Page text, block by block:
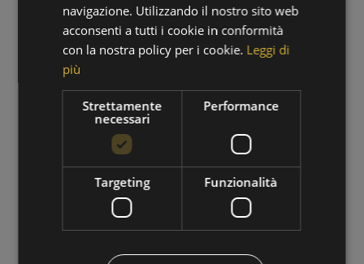
PERIODO DI ESCURSIONI
01/09/2026 - 30/09/2026
VAI ALL'OFFERTA
navigazione. Utilizzando il nostro sito web
acconsenti a tutti i cookie in conformità
con la nostra policy per i cookie. Leggi di
più
Strettamente
necessari
Performance
Targeting Funzionalità